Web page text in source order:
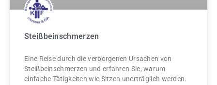
Steißbeinschmerzen
Eine Reise durch die verborgenen Ursachen von
Steißbeinschmerzen und erfahren Sie, warum
einfache Tätigkeiten wie Sitzen unerträglich werden.